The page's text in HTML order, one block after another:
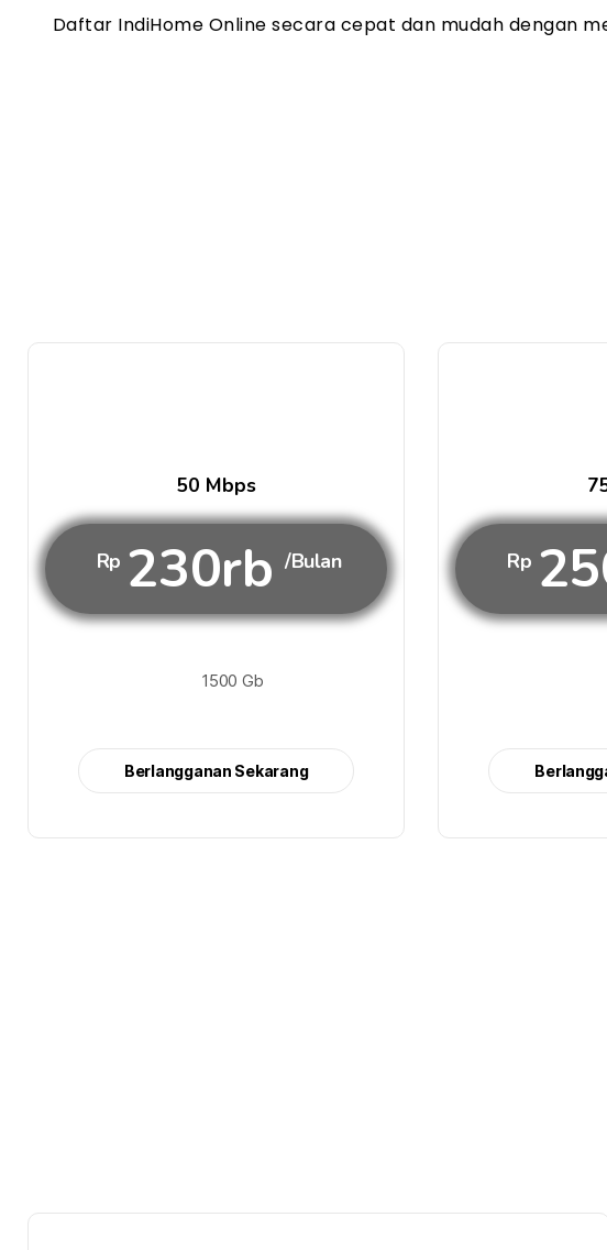
Daftar IndiHome Online secara cepat dan mudah dengan
50 Mbps
Rp 230rb /Bulan
1500 Gb
Berlangganan Sekarang
Rp